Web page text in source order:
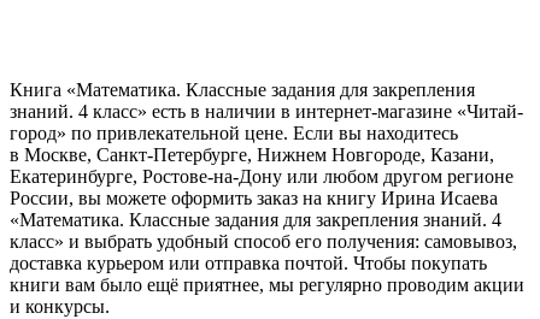
Книга «Математика. Классные задания для закрепления
знаний. 4 класс» есть в наличии в интернет-магазине «Читай-
город» по привлекательной цене. Если вы находитесь
в Москве, Санкт-Петербурге, Нижнем Новгороде, Казани,
Екатеринбурге, Ростове-на-Дону или любом другом регионе
России, вы можете оформить заказ на книгу Ирина Исаева
«Математика. Классные задания для закрепления знаний. 4
класс» и выбрать удобный способ его получения: самовывоз,
доставка курьером или отправка почтой. Чтобы покупать
книги вам было ещё приятнее, мы регулярно проводим акции
и конкурсы.